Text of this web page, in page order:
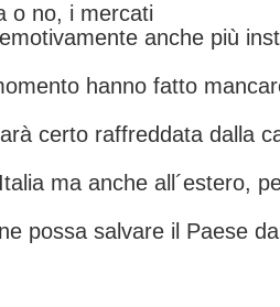
o no, i mercati
anche più
hanno fatto
certo raffreddata dalla
ma anche all´estero,
possa salvare il Paese